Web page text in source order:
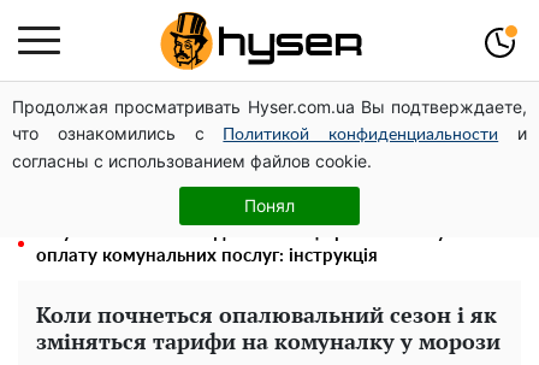
Продолжая просматривать Hyser.com.ua Вы подтверждаете,
что ознакомились с
Политикой конфиденциальности
и
согласны с использованием файлов cookie.
Понял
Олена Тополя злив відео – це далеко не все: фронтмен
"Антитіла" Тарас Тополя став наступним
Повністю гола Анна Трінчер блиснула "принадами":
таких розмірів ви ще не бачили
оплату комунальних послуг: інструкція
Коли почнеться опалювальний сезон і як
зміняться тарифи на комуналку у морози